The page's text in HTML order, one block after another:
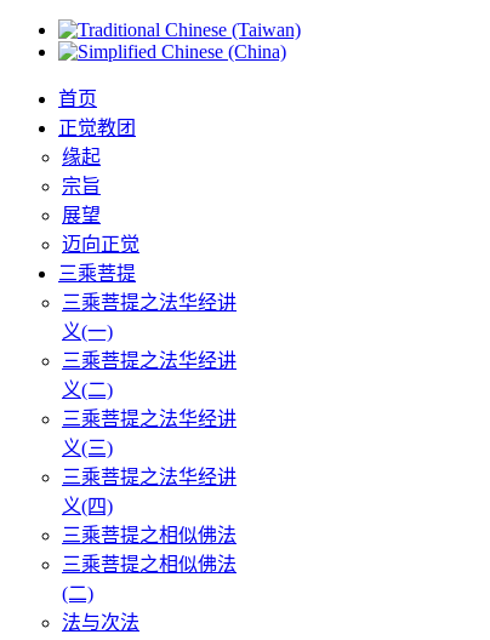
首页
正觉教团
缘起
宗旨
展望
迈向正觉
三乘菩提
三乘菩提之法华经讲
义(一)
三乘菩提之法华经讲
义(二)
三乘菩提之法华经讲
义(三)
三乘菩提之法华经讲
义(四)
三乘菩提之相似佛法
三乘菩提之相似佛法
(二)
法与次法